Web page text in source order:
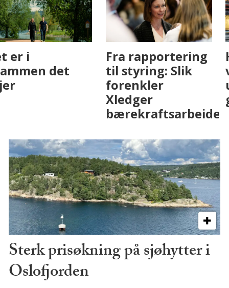
Fenistra endrer
eiendomsbransjen
med AI. Slik ser vi
Det er i
Drammen det
skjer
Sterk prisøkning på sjøhytter i
Oslofjorden